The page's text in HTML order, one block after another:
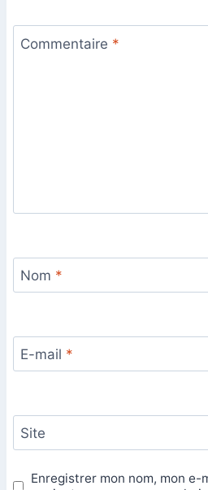
Commentaire *
Nom *
E-mail *
Site
Enregistrer mon nom, mon